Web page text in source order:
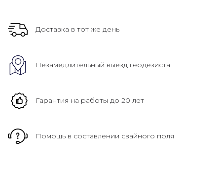
Доставка в тот же день
Незамедлительный выезд геодезиста
Гарантия на работы до 20 лет
Помощь в составлении свайного поля